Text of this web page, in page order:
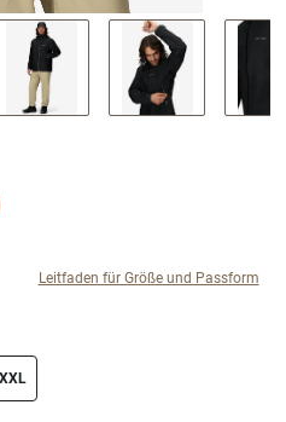
WITH NEW RESULTS.
Leitfaden für Größe und Passform
XXL